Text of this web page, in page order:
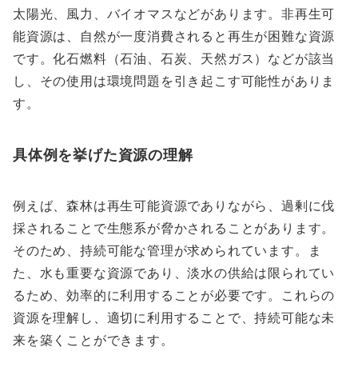
太陽光、風力、バイオマスなどがあります。非再生可
能資源は、自然が一度消費されると再生が困難な資源
です。化石燃料（石油、石炭、天然ガス）などが該当
し、その使用は環境問題を引き起こす可能性がありま
す。
具体例を挙げた資源の理解
例えば、森林は再生可能資源でありながら、過剰に伐
採されることで生態系が脅かされることがあります。
そのため、持続可能な管理が求められています。ま
た、水も重要な資源であり、淡水の供給は限られてい
るため、効率的に利用することが必要です。これらの
資源を理解し、適切に利用することで、持続可能な未
来を築くことができます。